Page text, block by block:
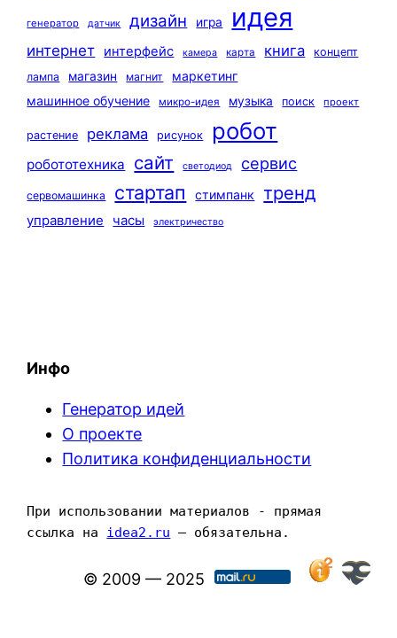
генератор датчик дизайн игра идея
интернет интерфейс камера карта книга
концепт
лампа
магазин магнит
маркетинг
машинное обучение
микро-идея музыка поиск проект
растение реклама рисунок робот
робототехника сайт светодиод сервис
сервомашинка стартап стимпанк тренд
управление часы электричество
Инфо
Генератор идей
О проекте
Политика конфиденциальности
При использовании материалов - прямая
ссылка на idea2.ru — обязательна.
© 2009 — 2025